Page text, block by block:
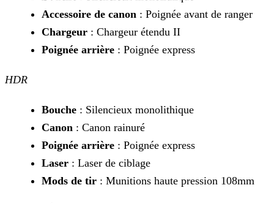
Accessoire de canon : Poignée avant de ranger
Chargeur : Chargeur étendu II
Poignée arrière : Poignée express
HDR
Bouche : Silencieux monolithique
Canon : Canon rainuré
Poignée arrière : Poignée express
Laser : Laser de ciblage
Mods de tir : Munitions haute pression 108mm